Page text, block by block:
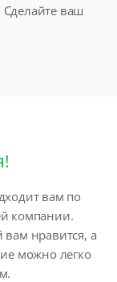
ваш
вам по
компании.
нравится, а
можно легко